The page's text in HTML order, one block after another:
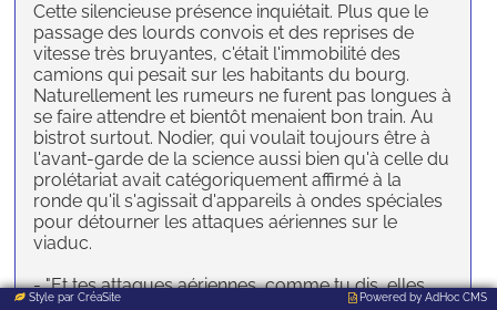
Cette silencieuse présence inquiétait. Plus que le
passage des lourds convois et des reprises de
vitesse très bruyantes, c'était l'immobilité des
camions qui pesait sur les habitants du bourg.
Naturellement les rumeurs ne furent pas longues à
se faire attendre et bientôt menaient bon train. Au
bistrot surtout. Nodier, qui voulait toujours être à
l'avant-garde de la science aussi bien qu'à celle du
prolétariat avait catégoriquement affirmé à la
ronde qu'il s'agissait d'appareils à ondes spéciales
pour détourner les attaques aériennes sur le
viaduc.
- "Et tes attaques aériennes, comme tu dis, elles
Style par CréaSite Powered byAdHoc CMS